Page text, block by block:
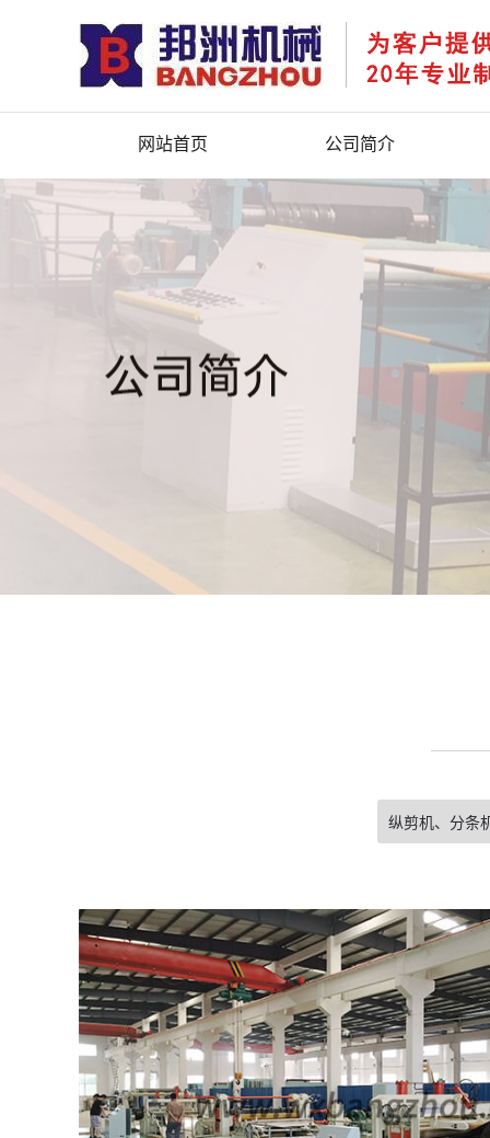
网站首页 公司简介
纵剪机、分条